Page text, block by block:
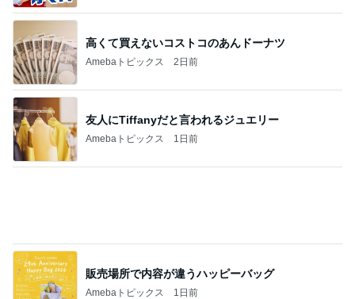
高くて買えないコストコのあんドーナツ
Amebaトピックス 2日前
友人にTiffanyだと言われるジュエリー
Amebaトピックス 1日前
販売場所で内容が違うハッピーバッグ
Amebaトピックス 1日前